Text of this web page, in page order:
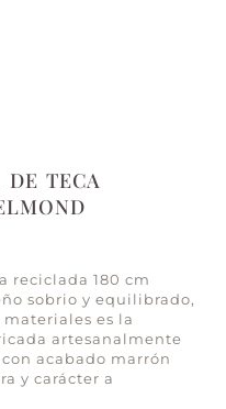
DE TECA
reciclada 180 cm
sobrio y equilibrado,
es la
artesanalmente
acabado marrón
y carácter a